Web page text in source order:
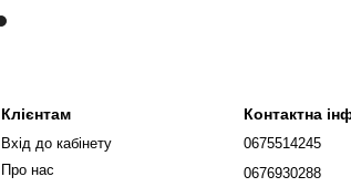
Клієнтам
Вхід до кабінету
Про нас
Контактна
0675514245
0676930288